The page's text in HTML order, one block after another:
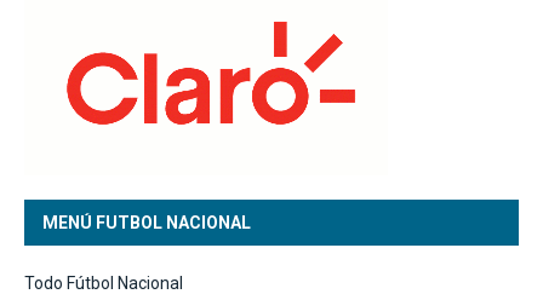
MENÚ FUTBOL NACIONAL
Todo Fútbol Nacional